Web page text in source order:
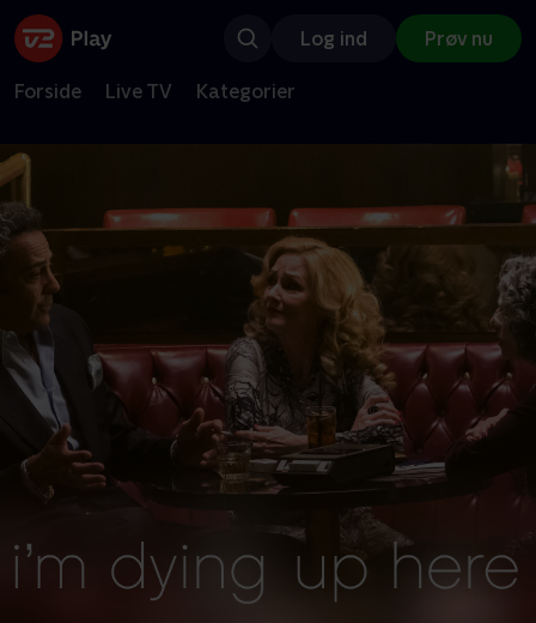
Log ind Prøv nu
Forside Live TV Kategorier